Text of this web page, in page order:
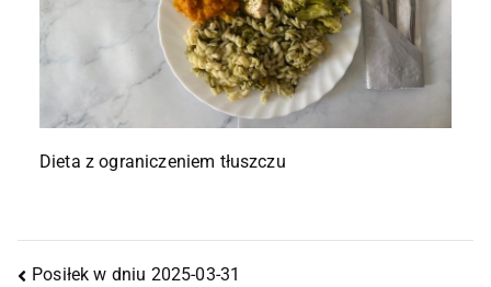
Dieta z ograniczeniem tłuszczu
Posiłek w dniu 2025-03-31